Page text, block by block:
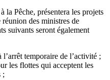
la Pêche, présentera les projets
réunion des ministres de
suivants seront également
l’arrêt temporaire de l’activité ;
les flottes qui acceptent les
;